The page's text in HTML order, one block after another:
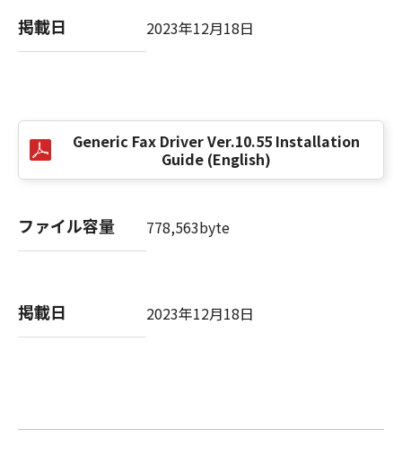
本契約書中で定義される「本ソフトウェア」を
意味し、指し示すものとします。
律により無効であると決定された場合でも、そ
の他の条項は完全に有効に存続するものとしま
す。
以 上
No. I010G020484
掲載日 2023年12月18日
Generic Fax Driver Ver.10.55 Installation
Guide (English)
ファイル容量 778,563byte
掲載日 2023年12月18日